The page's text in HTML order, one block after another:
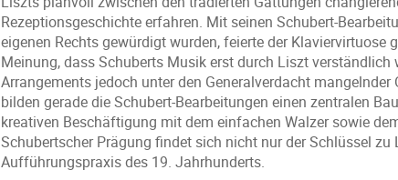
Rezeptionsgeschichte erfahren. Mit seinen Schubert-
eigenen Rechts gewürdigt wurden, feierte der
Meinung, dass Schuberts Musik erst durch Liszt
Arrangements jedoch unter den Generalverdacht
bilden gerade die Schubert-Bearbeitungen einen zentralen
kreativen Beschäftigung mit dem einfachen Walzer sowie
Schubertscher Prägung findet sich nicht nur der Schlüssel
Aufführungspraxis des 19. Jahrhunderts.